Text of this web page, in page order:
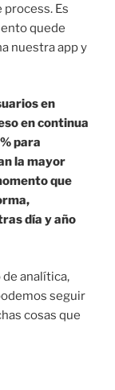
Es
quede
nuestra app y
en
en continua
para
la mayor
que
día y año
de analítica,
seguir
cosas que